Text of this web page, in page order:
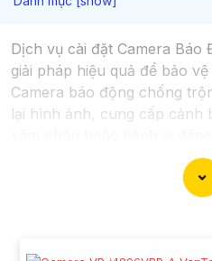
Dịch vụ cài đặt Camera
giải pháp hiệu quả để bảo
Camera báo động chống
lại hình ảnh, cung cấp cảnh
Nếu bạn quan tâm đến việc
Chống Trộm, bạn có thể